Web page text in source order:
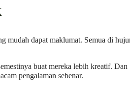
mudah dapat maklumat. Semua di
buat mereka lebih kreatif. Dan
pengalaman sebenar.